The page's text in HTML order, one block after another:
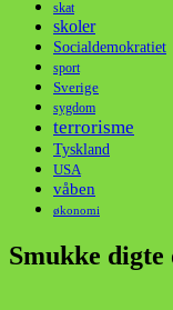
skat
skoler
Socialdemokratiet
sport
Sverige
sygdom
terrorisme
Tyskland
USA
våben
økonomi
Smukke digte